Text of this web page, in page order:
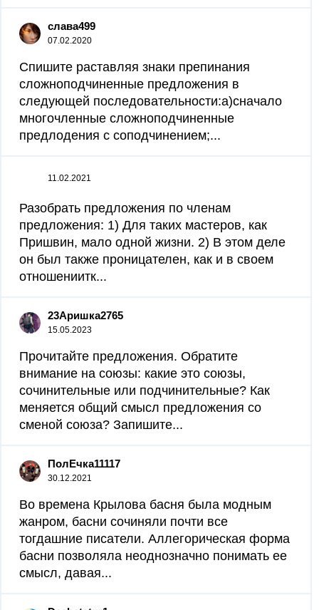
слава499
07.02.2020
Спишите раставляя знаки препинания
сложноподчиненные предложения в
следующей последовательности:а)сначало
многочленные сложноподчиненные
предлодения с соподчинением;...
11.02.2021
Разобрать предложения по членам
предложения: 1) Для таких мастеров, как
Пришвин, мало одной жизни. 2) В этом деле
он был также проницателен, как и в своем
отношениитк...
23Аришка2765
15.05.2023
Прочитайте предложения. Обратите
внимание на союзы: какие это союзы,
сочинительные или подчинительные? Как
меняется общий смысл предложения со
сменой союза? Запишите...
ПолЕчка11117
30.12.2021
Во времена Крылова басня была модным
жанром, басни сочиняли почти все
тогдашние писатели. Аллегорическая форма
басни позволяла неоднозначно понимать ее
смысл, давая...